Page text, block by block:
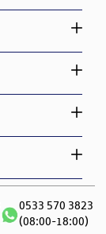
0533 570 3823
(08:00-18:00)